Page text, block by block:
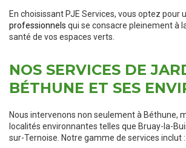
En choisissant PJE Services, vous optez pour
professionnels qui se consacre pleinement à
santé de vos espaces verts.
NOS SERVICES DE
BÉTHUNE ET SES
Nous intervenons non seulement à Béthune,
localités environnantes telles que Bruay-la-
sur-Ternoise. Notre gamme de services inclut :